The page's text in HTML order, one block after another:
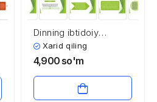
Dinning ibtidoiy
shakllari
Xarid qiling
4,900 so'm